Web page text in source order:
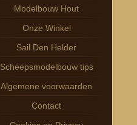
Modelbouw Hout
Onze Winkel
Sail Den Helder
Scheepsmodelbouw tips
Algemene voorwaarden
Contact